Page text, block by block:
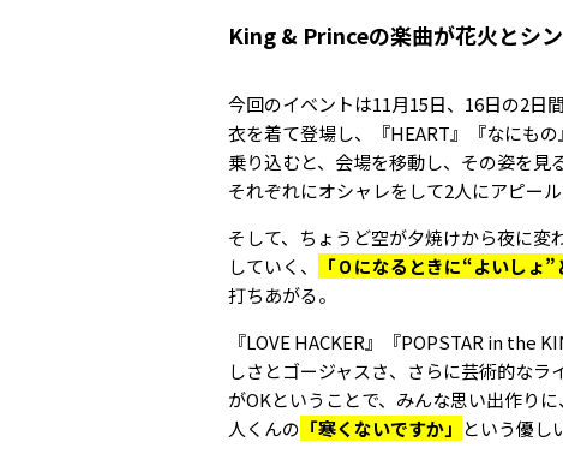
King & Princeの楽曲が花火とシ
今回のイベントは11月15日、16日の2日
衣を着て登場し、『HEART』『なにも
乗り込むと、会場を移動し、その姿を
それぞれにオシャレをして2人にアピー
そして、ちょうど空が夕焼けから夜に
していく、
「０になるときに“よいしょ”
打ちあがる。
『LOVE HACKER』『POPSTAR in the
しさとゴージャスさ、さらに芸術的な
がOKということで、みんな思い出作り
人くんの 「寒くないですか」 という優し